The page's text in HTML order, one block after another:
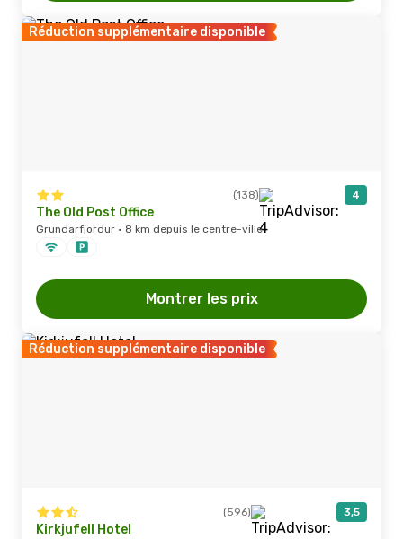
Réduction supplémentaire disponible
(138) 4
The Old Post Office
Grundarfjordur · 8 km depuis le centre-ville
Montrer les prix
Réduction supplémentaire disponible
(596) 3,5
Kirkjufell Hotel